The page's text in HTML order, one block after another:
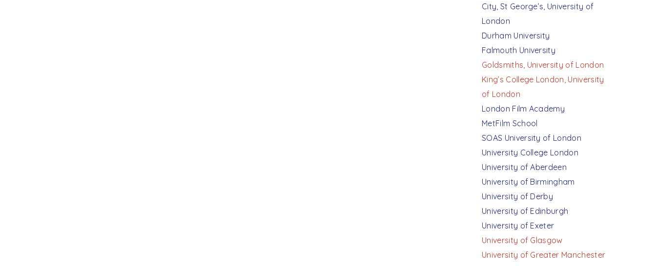
City, St George’s, University of
London
Durham University
Falmouth University
Goldsmiths, University of London
King’s College London, University
of London
London Film Academy
MetFilm School
SOAS University of London
University College London
University of Aberdeen
University of Birmingham
University of Derby
University of Edinburgh
University of Exeter
University of Glasgow
University of Greater Manchester